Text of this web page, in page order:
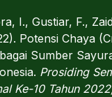
I., Gustiar, F.,
Potensi Chaya
Sumber
Prosiding
Ke-10 Tahun